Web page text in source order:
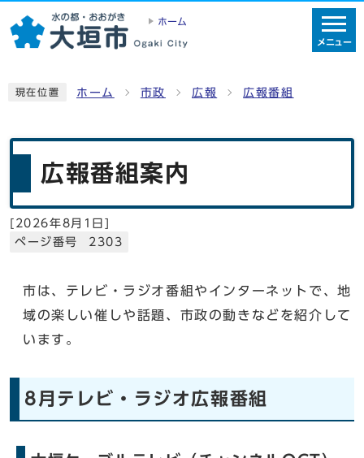
ホーム
メニュー
現在位置 ホーム 市政 広報 広報番組
広報番組案内
[ 2026年8月1日]
ページ番号 2303
市は、テレビ・ラジオ番組やインターネットで、地
域の楽しい催しや話題、市政の動きなどを紹介して
います。
8月テレビ・ラジオ広報番組